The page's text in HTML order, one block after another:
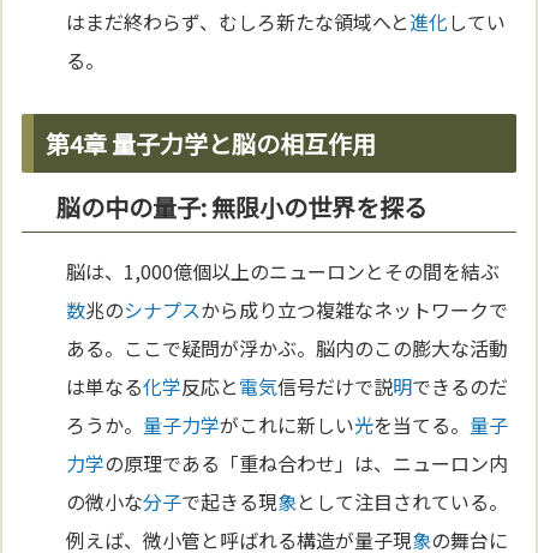
はまだ終わらず、むしろ新たな領域へと進化してい
る。
第4章 量子力学と脳の相互作用
脳の中の量子: 無限小の世界を探る
脳は、1,000億個以上のニューロンとその間を結ぶ
数兆のシナプスから成り立つ複雑なネットワークで
ある。ここで疑問が浮かぶ。脳内のこの膨大な活動
は単なる化学反応と電気信号だけで説明できるのだ
ろうか。 量子力学がこれに新しい光を当てる。 量子
力学の原理である「重ね合わせ」は、ニューロン内
の微小な分子で起きる現象として注目されている。
例えば、微小管と呼ばれる構造が量子現象の舞台に